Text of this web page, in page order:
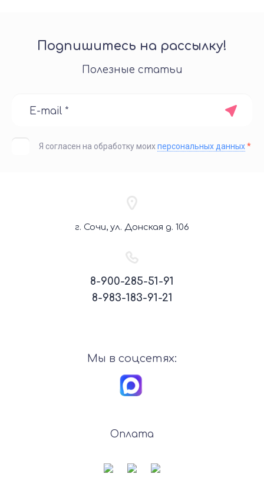
Подпишитесь на рассылку!
Полезные статьи
Я согласен на обработку моихперсональных данных*
г. Сочи, ул. Донская д. 106
8-900-285-51-91
8-983-183-91-21
Мы в соцсетях:
Оплата